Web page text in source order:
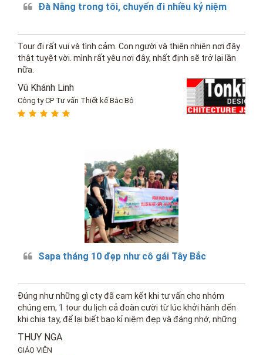
Đà Nẵng trong tôi, chuyến đi nhiều kỷ niệm
Tour đi rất vui và tình cảm. Con người và thiên nhiên nơi đây
thật tuyệt vời. mình rất yêu nơi đây, nhất định sẽ trở lại lần
nữa.
Vũ Khánh Linh
Công ty CP Tư vấn Thiết kế Bắc Bộ
Sapa tháng 10 đẹp như cô gái Tây Bắc
Đúng như những gì cty đã cam kết khi tư vấn cho nhóm
chúng em, 1 tour du lịch cả đoàn cười từ lúc khởi hành đến
khi chia tay, để lại biết bao kỉ niệm đẹp và đáng nhớ, những
THUY NGA
GIÁO VIÊN